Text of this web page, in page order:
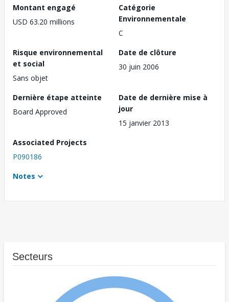
Montant engagé
USD 63.20 millions
Catégorie
Environnementale
C
Risque environnemental
et social
Sans objet
Date de clôture
30 juin 2006
Dernière étape atteinte
Board Approved
Date de dernière mise à
jour
15 janvier 2013
Associated Projects
P090186
Notes
Secteurs